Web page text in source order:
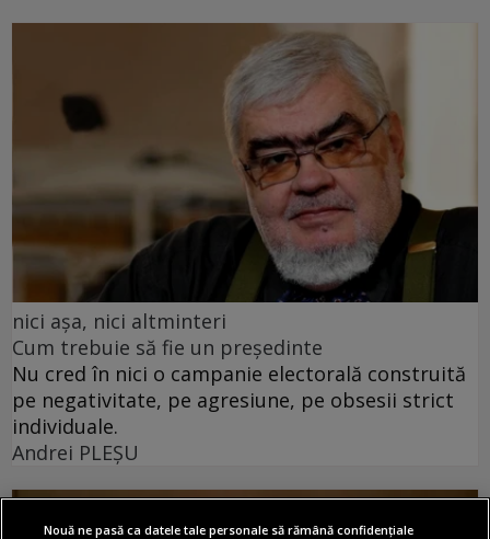
nici așa, nici altminteri
Cum trebuie să fie un președinte
Nu cred în nici o campanie electorală construită
pe negativitate, pe agresiune, pe obsesii strict
individuale.
Andrei PLEŞU
Nouă ne pasă ca datele tale personale să rămână confidențiale